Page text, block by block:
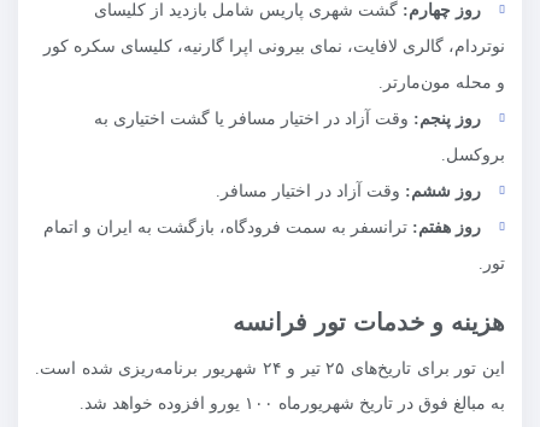
روز چهارم: گشت شهری پاریس شامل بازدید از کلیسای
نوتردام، گالری لافایت، نمای بیرونی اپرا گارنیه، کلیسای سکره کور
و محله مون‌مارتر.
روز پنجم: وقت آزاد در اختیار مسافر یا گشت اختیاری به
بروکسل.
روز ششم: وقت آزاد در اختیار مسافر.
روز هفتم: ترانسفر به سمت فرودگاه، بازگشت به ایران و اتمام
تور.
هزینه و خدمات تور فرانسه
این تور برای تاریخ‌های ۲۵ تیر و ۲۴ شهریور برنامه‌ریزی شده است.
به مبالغ فوق در تاریخ شهریورماه ۱۰۰ یورو افزوده خواهد شد.